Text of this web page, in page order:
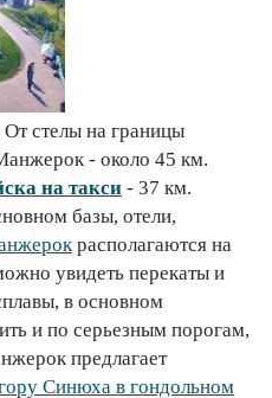
стелы на границы
- около 45 км.
на такси - 37 км.
базы, отели,
располагаются на
увидеть перекаты и
в основном
и по серьезным порогам,
предлагает
Синюха в гондольном